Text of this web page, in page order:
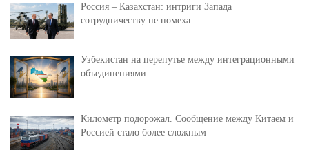
Россия – Казахстан: интриги Запада
сотрудничеству не помеха
Узбекистан на перепутье между интеграционными
объединениями
Километр подорожал. Сообщение между Китаем и
Россией стало более сложным